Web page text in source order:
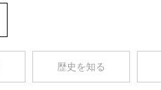
歴史を知る